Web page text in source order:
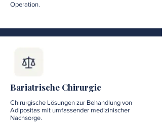
Operation.
Bariatrische Chirurgie
Chirurgische Lösungen zur Behandlung von
Adipositas mit umfassender medizinischer
Nachsorge.